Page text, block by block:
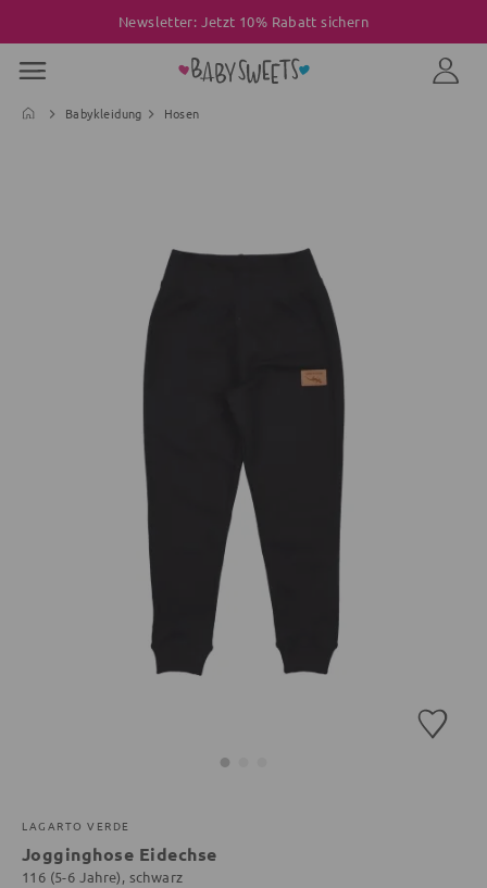
Newsletter: Jetzt 10% Rabatt sichern
Babykleidung Hosen
LAGARTO VERDE
Jogginghose Eidechse
116 (5-6 Jahre), schwarz